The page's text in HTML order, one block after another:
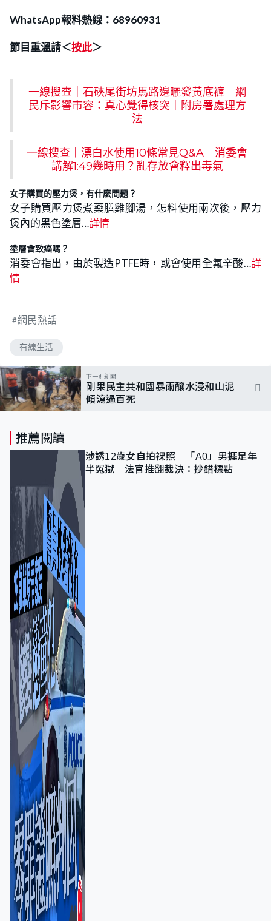
WhatsApp報料熱線：68960931
節目重溫請＜按此＞
一線搜查｜石硤尾街坊馬路邊曬發黃底褲 網
民斥影響市容：真心覺得核突｜附房署處理方
法
一線搜查丨漂白水使用10條常見Q&A 消委會
講解1:49幾時用？亂存放會釋出毒氣
女子購買的壓力煲，有什麼問題？
女子購買壓力煲煮藥膳雞腳湯，怎料使用兩次後，壓力
煲內的黑色塗層…詳情
塗層會致癌嗎？
消委會指出，由於製造PTFE時，或會使用全氟辛酸…詳
情
網民熱話
有線生活
下一則新聞
剛果民主共和國暴雨釀水浸和山泥
傾瀉過百死
推薦閱讀
涉誘12歲女自拍祼照 「A0」男捱足年
半冤獄 法官推翻裁決：抄錯標點